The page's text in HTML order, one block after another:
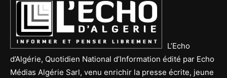
L’Echo
d’Algérie, Quotidien National d’Information édité par Echo
Médias Algérie Sarl, venu enrichir la presse écrite, jeune